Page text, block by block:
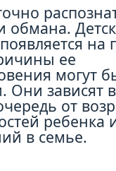
обмана.
на
ее
могут
Они зависят в
от
ребенка
в семье.